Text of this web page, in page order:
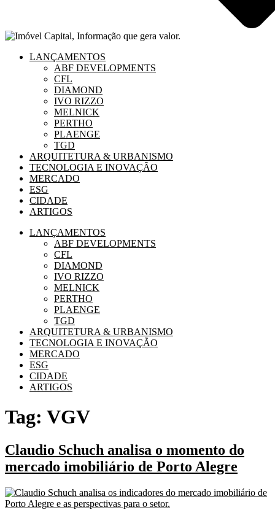
LANÇAMENTOS
ABF DEVELOPMENTS
CFL
DIAMOND
IVO RIZZO
MELNICK
PERTHO
PLAENGE
TGD
ARQUITETURA & URBANISMO
TECNOLOGIA E INOVAÇÃO
MERCADO
ESG
CIDADE
ARTIGOS
LANÇAMENTOS
ABF DEVELOPMENTS
CFL
DIAMOND
IVO RIZZO
MELNICK
PERTHO
PLAENGE
TGD
ARQUITETURA & URBANISMO
TECNOLOGIA E INOVAÇÃO
MERCADO
ESG
CIDADE
ARTIGOS
Tag: VGV
Claudio Schuch analisa o momento do
mercado imobiliário de Porto Alegre